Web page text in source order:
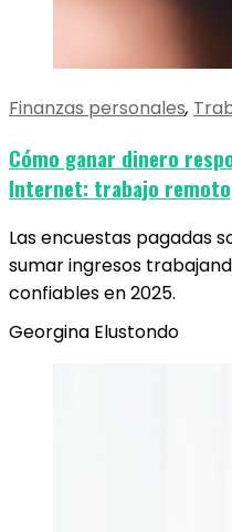
Finanzas personales,
Cómo ganar dinero
Internet: trabajo remoto
Las encuestas pagadas
sumar ingresos
confiables en 2025.
Georgina Elustondo